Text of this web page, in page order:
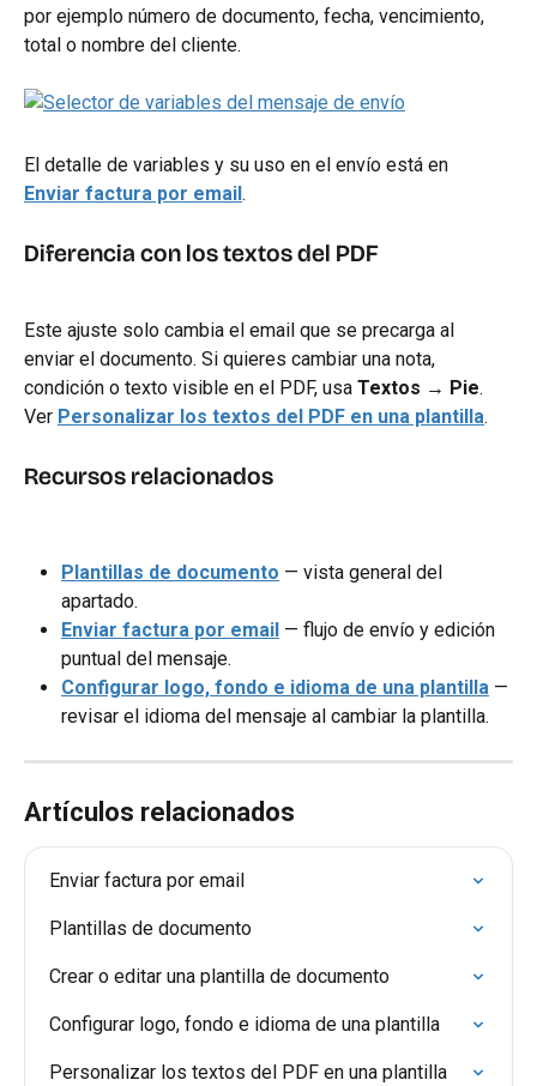
por ejemplo número de documento, fecha, vencimiento,
total o nombre del cliente.
El detalle de variables y su uso en el envío está en
Enviar factura por email.
Diferencia con los textos del PDF
Este ajuste solo cambia el email que se precarga al
enviar el documento. Si quieres cambiar una nota,
condición o texto visible en el PDF, usa Textos → Pie.
Ver Personalizar los textos del PDF en una plantilla.
Recursos relacionados
Plantillas de documento — vista general del
apartado.
Enviar factura por email — flujo de envío y edición
puntual del mensaje.
Configurar logo, fondo e idioma de una plantilla —
revisar el idioma del mensaje al cambiar la plantilla.
Artículos relacionados
Enviar factura por email
Plantillas de documento
Crear o editar una plantilla de documento
Configurar logo, fondo e idioma de una plantilla
Personalizar los textos del PDF en una plantilla